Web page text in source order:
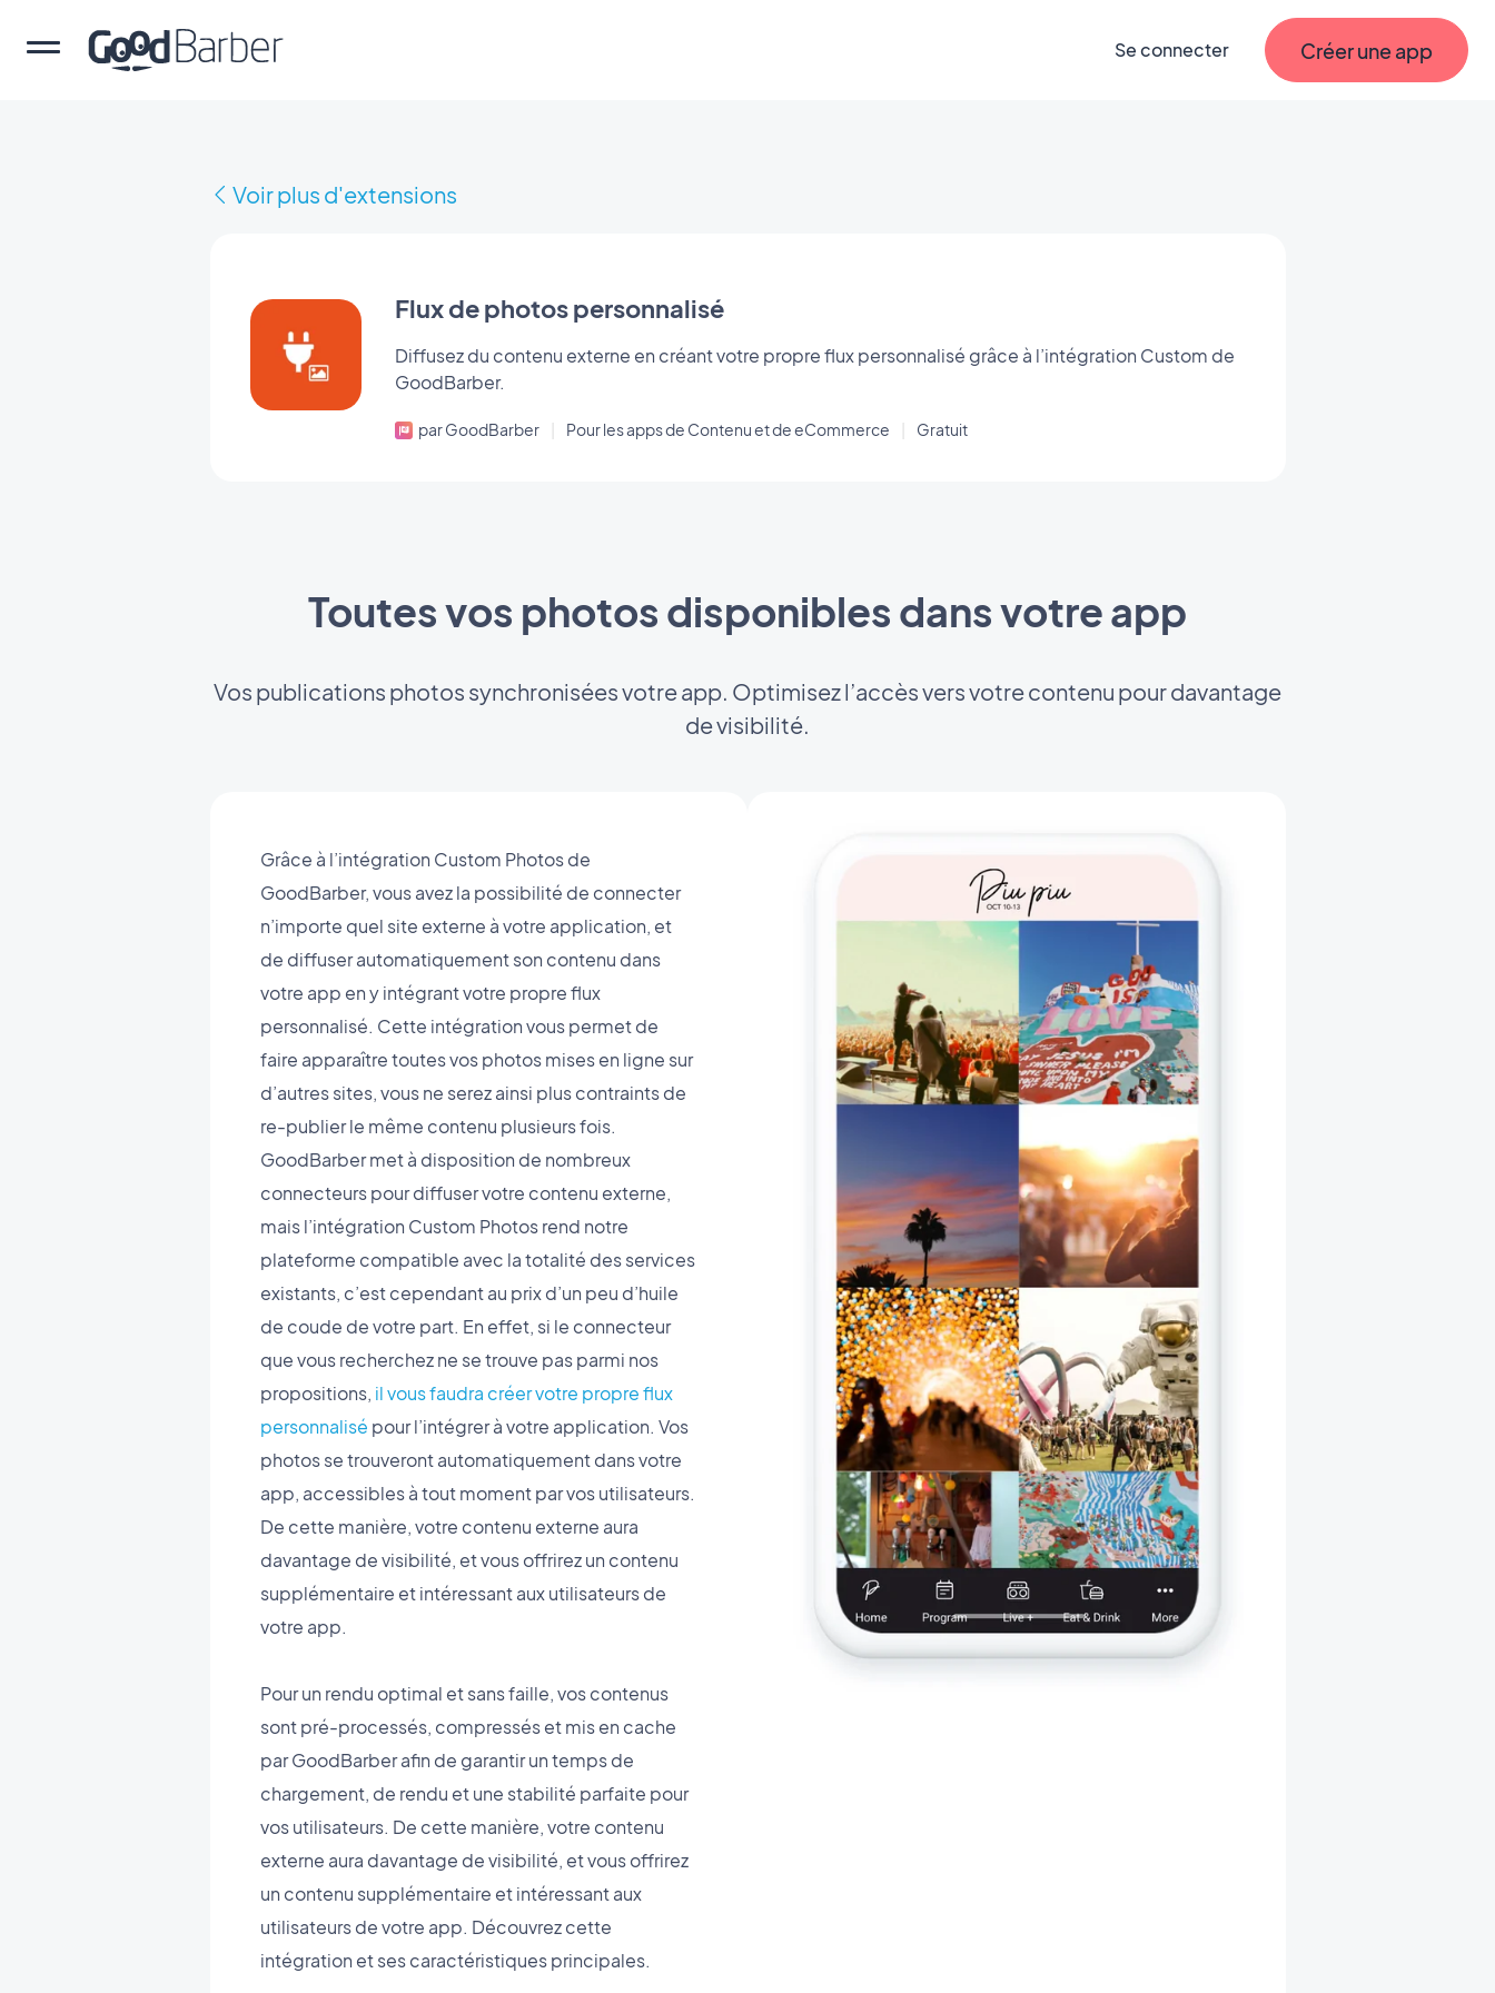
Se connecter Créer une app
Voir plus d'extensions
Flux de photos personnalisé
Diffusez du contenu externe en créant votre propre flux personnalisé grâce à l’intégration Custom de
GoodBarber.
par GoodBarber Pour les apps de Contenu et de eCommerce Gratuit
Toutes vos photos disponibles dans votre app
Vos publications photos synchronisées votre app. Optimisez l’accès vers votre contenu pour davantage
de visibilité.
Grâce à l’intégration Custom Photos de
GoodBarber, vous avez la possibilité de connecter
n’importe quel site externe à votre application, et
de diffuser automatiquement son contenu dans
votre app en y intégrant votre propre flux
personnalisé. Cette intégration vous permet de
faire apparaître toutes vos photos mises en ligne sur
d’autres sites, vous ne serez ainsi plus contraints de
re-publier le même contenu plusieurs fois.
GoodBarber met à disposition de nombreux
connecteurs pour diffuser votre contenu externe,
mais l’intégration Custom Photos rend notre
plateforme compatible avec la totalité des services
existants, c’est cependant au prix d’un peu d’huile
de coude de votre part. En effet, si le connecteur
que vous recherchez ne se trouve pas parmi nos
propositions, il vous faudra créer votre propre flux
personnalisé pour l’intégrer à votre application. Vos
photos se trouveront automatiquement dans votre
app, accessibles à tout moment par vos utilisateurs.
De cette manière, votre contenu externe aura
davantage de visibilité, et vous offrirez un contenu
supplémentaire et intéressant aux utilisateurs de
votre app.
Pour un rendu optimal et sans faille, vos contenus
sont pré-processés, compressés et mis en cache
par GoodBarber afin de garantir un temps de
chargement, de rendu et une stabilité parfaite pour
vos utilisateurs. De cette manière, votre contenu
externe aura davantage de visibilité, et vous offrirez
un contenu supplémentaire et intéressant aux
utilisateurs de votre app. Découvrez cette
intégration et ses caractéristiques principales.